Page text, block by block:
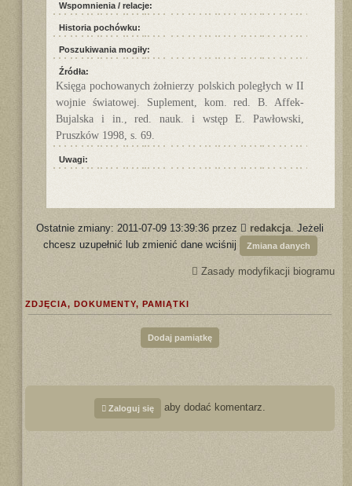
Wspomnienia / relacje:
Historia pochówku:
Poszukiwania mogiły:
Źródła:
Księga pochowanych żołnierzy polskich poległych w II
wojnie światowej. Suplement, kom. red. B. Affek-
Bujalska i in., red. nauk. i wstęp E. Pawłowski,
Pruszków 1998, s. 69.
Uwagi:
Ostatnie zmiany: 2011-07-09 13:39:36 przez redakcja. Jeżeli
chcesz uzupełnić lub zmienić dane wciśnij
Zmiana danych
Zasady modyfikacji biogramu
ZDJĘCIA, DOKUMENTY, PAMIĄTKI
Dodaj pamiątkę
Zaloguj się aby dodać komentarz.